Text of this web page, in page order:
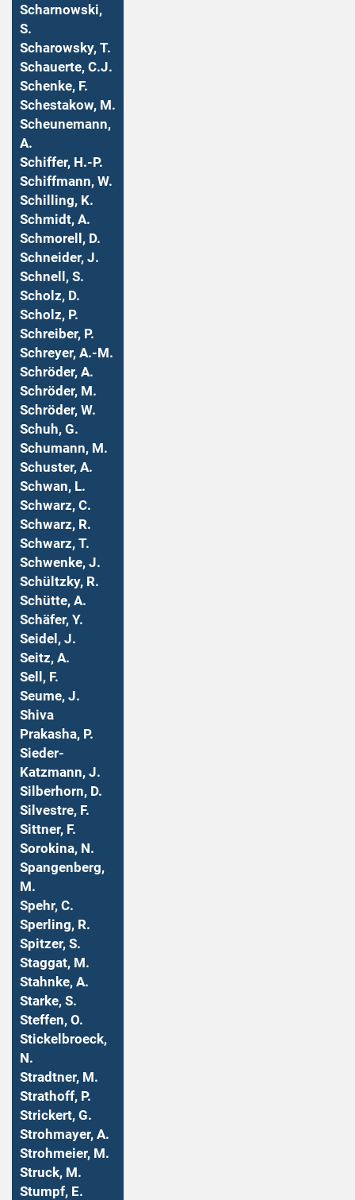
Scharnowski,
S.
Scharowsky, T.
Schauerte, C.J.
Schenke, F.
Schestakow, M.
Scheunemann,
A.
Schiffer, H.-P.
Schiffmann, W.
Schilling, K.
Schmidt, A.
Schmorell, D.
Schneider, J.
Schnell, S.
Scholz, D.
Scholz, P.
Schreiber, P.
Schreyer, A.-M.
Schröder, A.
Schröder, M.
Schröder, W.
Schuh, G.
Schumann, M.
Schuster, A.
Schwan, L.
Schwarz, C.
Schwarz, R.
Schwarz, T.
Schwenke, J.
Schültzky, R.
Schütte, A.
Schäfer, Y.
Seidel, J.
Seitz, A.
Sell, F.
Seume, J.
Shiva
Prakasha, P.
Sieder-
Katzmann, J.
Silberhorn, D.
Silvestre, F.
Sittner, F.
Sorokina, N.
Spangenberg,
M.
Spehr, C.
Sperling, R.
Spitzer, S.
Staggat, M.
Stahnke, A.
Starke, S.
Steffen, O.
Stickelbroeck,
N.
Stradtner, M.
Strathoff, P.
Strickert, G.
Strohmayer, A.
Strohmeier, M.
Struck, M.
Stumpf, E.